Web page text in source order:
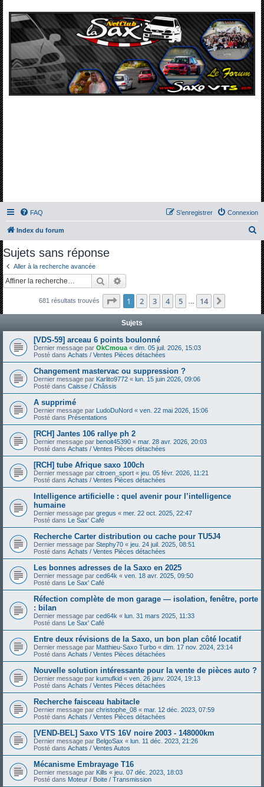
FAQ Connexion
S’enregistrer
Index du forum
c
Sujets sans réponse
Aller à la recherche avancée
Rechercher
681 résultats trouvés Page 1sur14
1 2 3 4 5 14
Sujets
[VDS-59] arceau 6 points boulonné
Dernier message par OkCmoua « dim. 05 juil. 2026, 15:03
Posté dans Achats / Ventes Pièces détachées
Changement mastervac ou suppression ?
Dernier message par Karlito9772 « lun. 15 juin 2026, 09:06
Posté dans Caisse / Châssis
A supprimé
Dernier message par LudoDuNord « ven. 22 mai 2026, 15:06
Posté dans Présentations
[RCH] Jantes 106 rallye ph 2
Dernier message par benoit45390 « mar. 28 avr. 2026, 20:03
Posté dans Achats / Ventes Pièces détachées
[RCH] tube Afrique saxo 100ch
Dernier message par citroen_sport « jeu. 05 févr. 2026, 11:21
Posté dans Achats / Ventes Pièces détachées
Intelligence artificielle : quel avenir pour l’intelligence
humaine
Dernier message par gregus « mer. 22 oct. 2025, 22:47
Posté dans Le Sax' Café
Recherche Carter distribution ou cache pour TU5J4
Dernier message par Stephy70 « jeu. 24 juil. 2025, 08:51
Posté dans Achats / Ventes Pièces détachées
Les bonnes adresses de la Saxo en 2025
Dernier message par ced64k « ven. 18 avr. 2025, 09:50
Posté dans Le Sax' Café
Réfection complète de mon garage — isolation, fenêtre, porte
: bilan
Dernier message par ced64k « lun. 31 mars 2025, 11:33
Posté dans Le Sax' Café
Entre deux révisions de la Saxo, un bon plan côté locatif
Dernier message par Matthieu-Saxo Turbo « dim. 17 nov. 2024, 23:14
Posté dans Achats / Ventes Pièces détachées
Nouvelle solution intéressante pour la vente de pièces auto ?
Dernier message par kumufkid « ven. 26 janv. 2024, 19:13
Posté dans Achats / Ventes Pièces détachées
Recherche faisceau habitacle
Dernier message par christophe_08 « mar. 12 déc. 2023, 07:59
Posté dans Achats / Ventes Pièces détachées
[VEND-BEL] Saxo VTS 16V noire 2003 - 148000km
Dernier message par BelgoSax « lun. 11 déc. 2023, 21:26
Posté dans Achats / Ventes Autos
Mécanisme Embrayage T16
Dernier message par Kills « jeu. 07 déc. 2023, 18:03
Posté dans Moteur / Boite / Transmission